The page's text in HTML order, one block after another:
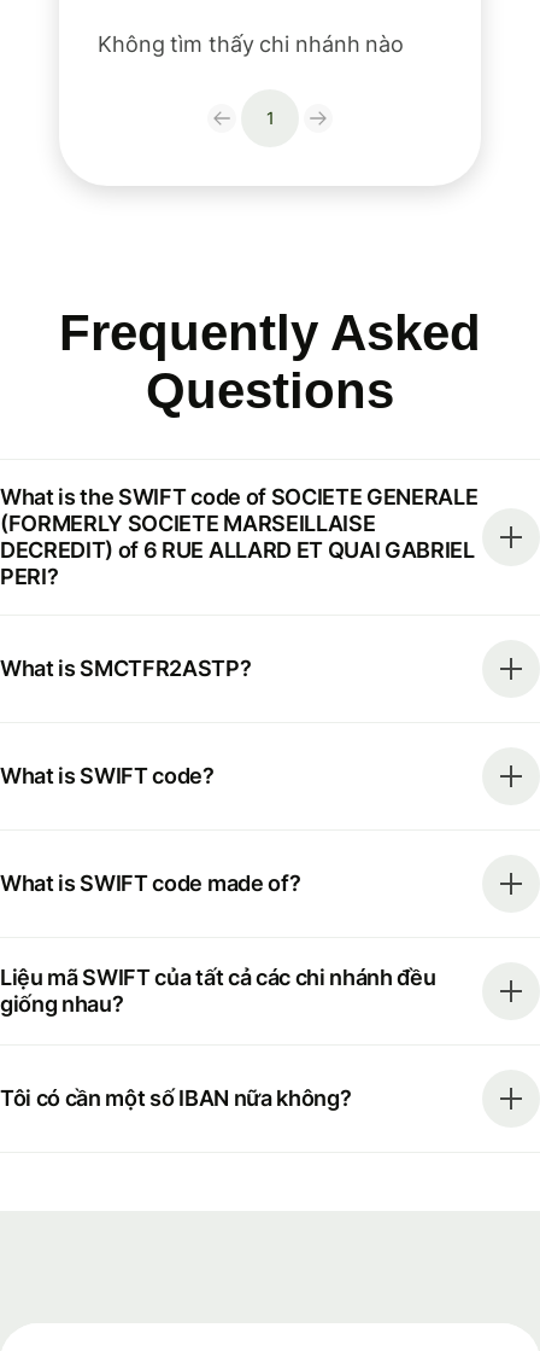
Không tìm thấy chi nhánh nào
1
Frequently Asked
Questions
What is the SWIFT code of SOCIETE GENERALE
(FORMERLY SOCIETE MARSEILLAISE
DECREDIT) of 6 RUE ALLARD ET QUAI GABRIEL
PERI?
What is SMCTFR2ASTP?
What is SWIFT code?
What is SWIFT code made of?
Liệu mã SWIFT của tất cả các chi nhánh đều
giống nhau?
Tôi có cần một số IBAN nữa không?